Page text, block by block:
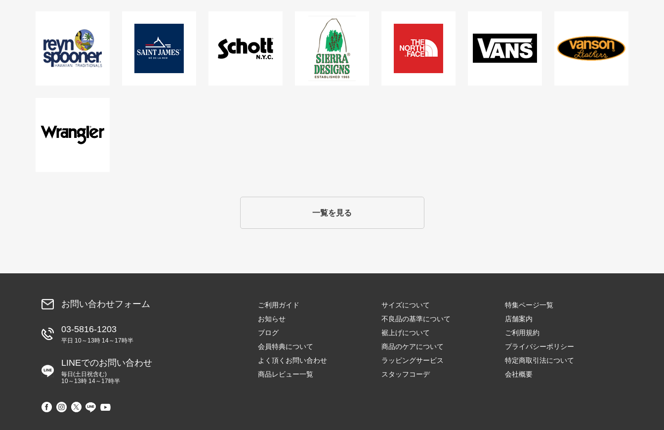
一覧を見る
お問い合わせフォーム
03-5816-1203
平日 10～13時 14～17時半
LINEでのお問い合わせ
毎日(土日祝含む)
10～13時 14～17時半
ご利用ガイド
お知らせ
ブログ
会員特典について
よく頂くお問い合わせ
商品レビュー一覧
サイズについて
不良品の基準について
裾上げについて
商品のケアについて
ラッピングサービス
スタッフコーデ
特集ページ一覧
店舗案内
ご利用規約
プライバシーポリシー
特定商取引法について
会社概要